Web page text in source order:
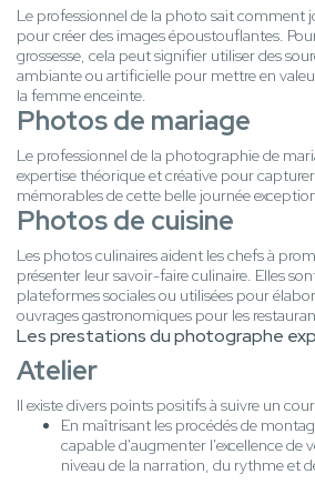
Le professionnel de la photo sait comment
pour créer des images époustouflantes.
grossesse, cela peut signifier utiliser des
ambiante ou artificielle pour mettre en
la femme enceinte.
Photos de mariage
Le professionnel de la photographie de
expertise théorique et créative pour
mémorables de cette belle journée
Photos de cuisine
Les photos culinaires aident les chefs à
présenter leur savoir-faire culinaire. Elles
plateformes sociales ou utilisées pour
ouvrages gastronomiques pour les
Les prestations du photographe
Atelier
Il existe divers points positifs à suivre un
En maîtrisant les procédés de
capable d'augmenter l'excellence de
niveau de la narration, du rythme et